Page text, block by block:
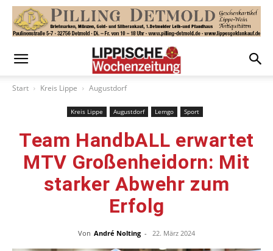
Start Kreis Lippe Augustdorf
Kreis Lippe Augustdorf Lemgo Sport
Team HandbALL erwartet
MTV Großenheidorn: Mit
starker Abwehr zum
Erfolg
Von André Nolting - 22. März 2024